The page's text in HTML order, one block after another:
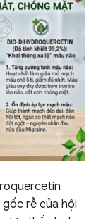
gốc rễ của hội